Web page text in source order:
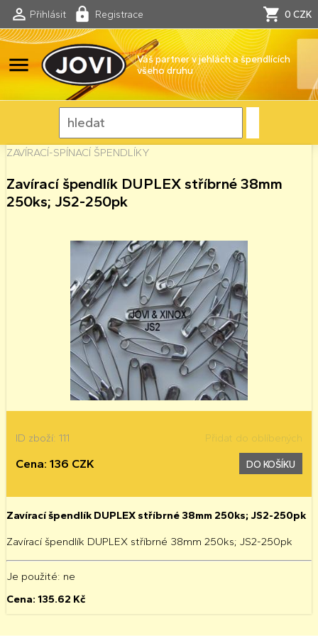
Přihlásit Registrace 0 CZK
menu
Váš partner v jehlách a špendlících
všeho druhu
ZAVÍRACÍ-SPÍNACÍ ŠPENDLÍKY
Zavírací špendlík DUPLEX stříbrné 38mm
250ks; JS2-250pk
ID zboží: 111 Přidat do oblíbených
Cena: 136 CZK DO KOŠÍKU
Zavírací špendlík DUPLEX stříbrné 38mm 250ks; JS2-250pk
Zavírací špendlík DUPLEX stříbrné 38mm 250ks; JS2-250pk
Je použité: ne
Cena: 135.62 Kč